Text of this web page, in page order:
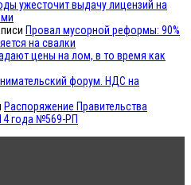
ужесточит выдачу лицензий на
Провал мусорной реформы: 90%
на свалки
цены на лом, в то время как
форум. НДС на
Распоряжение Правительства
года №569-РП